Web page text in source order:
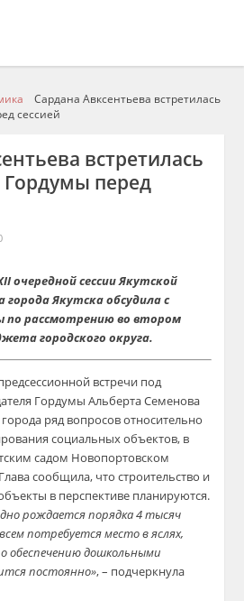
Сардана Авксентьева встретилась
сессией
встретилась
Гордумы перед
очередной сессии Якутской
города Якутска обсудила с
по рассмотрению во втором
городского округа.
встречи под
Гордумы Альберта Семенова
ряд вопросов относительно
социальных объектов, в
садом Новопортовском
сообщила, что строительство и
в перспективе планируются.
рождается порядка 4 тысяч
потребуется место в яслях,
обеспечению дошкольными
постоянно», – подчеркнула